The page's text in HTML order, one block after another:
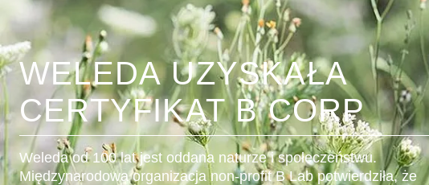
WELEDA UZYSKAŁA
CERTYFIKAT B CORP
Weleda od 100 lat jest oddana naturze i społeczeństwu.
Międzynarodowa organizacja non-profit B Lab potwierdziła, że